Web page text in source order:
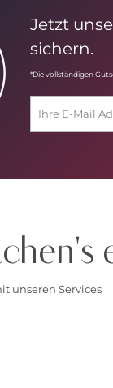
Jetzt
sichern.
*Die vollständigen
unseren Services